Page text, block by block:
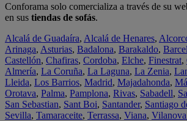
Conforama solo comercializa a través de su
en sus tiendas de sofás.
Alcalá de Guadaíra, Alcalá de Henares,
Arinaga, Asturias, Badalona, Barakaldo,
Castellón, Chafiras, Cordoba, Elche, Finestrat,
Almería, La Coruña, La Laguna, La Zenia,
Lleida, Los Barrios, Madrid, Majadahonda,
Orotava, Palma, Pamplona, Rivas, Sabadell,
San Sebastian, Sant Boi, Santander, Santiago
Sevilla, Tamaraceite, Terrassa, Viana,